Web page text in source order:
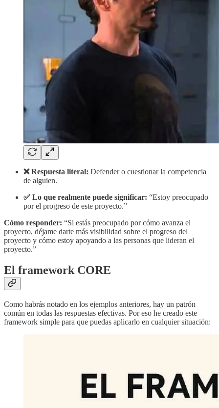
❌ Respuesta literal: Defender o cuestionar la competencia
de alguien.
✅ Lo que realmente puede significar: “Estoy preocupado
por el progreso de este proyecto.”
Cómo responder: “Si estás preocupado por cómo avanza el
proyecto, déjame darte más visibilidad sobre el progreso del
proyecto y cómo estoy apoyando a las personas que lideran el
proyecto.”
El framework CORE
Como habrás notado en los ejemplos anteriores, hay un patrón
común en todas las respuestas efectivas. Por eso he creado este
framework simple para que puedas aplicarlo en cualquier situación: